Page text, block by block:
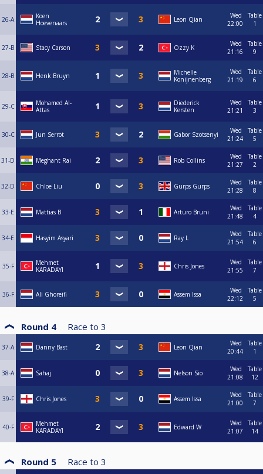
26-A
Koen
Hoevenaars
Leon Qian
Wed
22:00
Table
1
27-B Stacy Carson Ozzy K
Wed
21:16
Table
9
28-B Henk Bruyn
Michelle
Konijnenberg
Wed
21:19
Table
6
29-C
Mohamed Al-
Attas
Diederick
Kersten
Wed
21:21
Table
3
30-C Jun Serrot Gabor Szotsenyi
Wed
21:24
Table
5
31-D Meghant Rai Rob Collins
Wed
21:27
Table
2
32-D Chloe Liu Gurps Gurps
Wed
21:28
Table
8
33-E Mattias B Arturo Bruni
Wed
21:48
Table
4
34-E Hasyim Asyari Ray L
Wed
21:54
Table
6
35-F
Mehmet
KARADAYI
Chris Jones
Wed
21:55
Table
7
36-F Ali Ghoreifi Assem Issa
Wed
22:12
Table
5
Round 4 Race to 3
37-A Danny Bast Leon Qian
Wed
20:44
Table
1
38-A Sahaj Nelson Sio
Wed
21:08
Table
12
39-F Chris Jones Assem Issa
Wed
21:00
Table
7
40-F
Mehmet
KARADAYI
Edward W
Wed
21:07
Table
14
Round 5 Race to 3